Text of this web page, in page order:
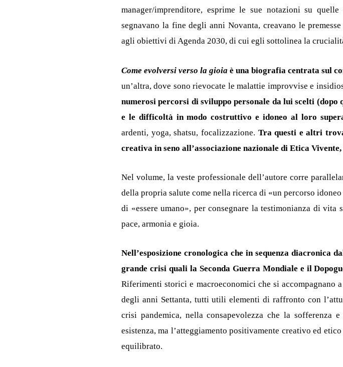
manager/imprenditore, esprime le sue notazioni su
segnavano la fine degli anni Novanta, creavano le
agli obiettivi di Agenda 2030, di cui egli sottolinea la
Come evolversi verso la gioia è una biografia centrata sul
un’altra, dove sono rievocate le malattie improvvise e
numerosi percorsi di sviluppo personale da lui scelti
e le difficoltà in modo costruttivo e idoneo al loro
ardenti, yoga, shatsu, focalizzazione. Tra questi e altri
creativa in seno all’associazione nazionale di Etica
Nel volume, la veste professionale dell’autore corre
della propria salute come nella ricerca di «un percorso
di «essere umano», per consegnare la testimonianza di
pace, armonia e gioia.
Nell’esposizione cronologica che in sequenza diacronica
grande crisi quali la Seconda Guerra Mondiale e il
Riferimenti storici e macroeconomici che si
degli anni Settanta, tutti utili elementi di raffronto con
crisi pandemica, nella consapevolezza che la
esistenza, ma l’atteggiamento positivamente creativo ed
equilibrato.